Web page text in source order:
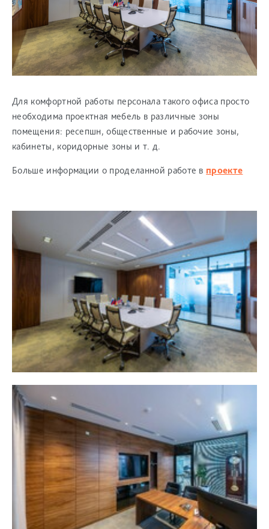
Для комфортной работы персонала такого офиса просто
необходима проектная мебель в различные зоны
помещения: ресепшн, общественные и рабочие зоны,
кабинеты, коридорные зоны и т. д.
Больше информации о проделанной работе в проекте